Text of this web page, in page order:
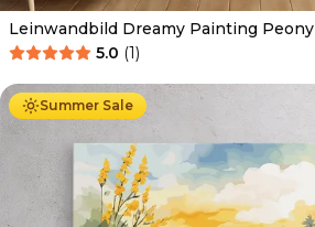
Leinwandbild Dreamy Painting Peony
5.0 (1)
Summer Sale
Ab 39.90 € 34.90